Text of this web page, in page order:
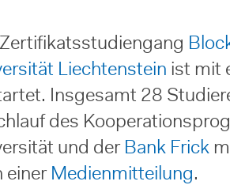
Liechtenstein ist mit
Insgesamt 28
des
und der Bank Frick
einer Medienmitteilung.